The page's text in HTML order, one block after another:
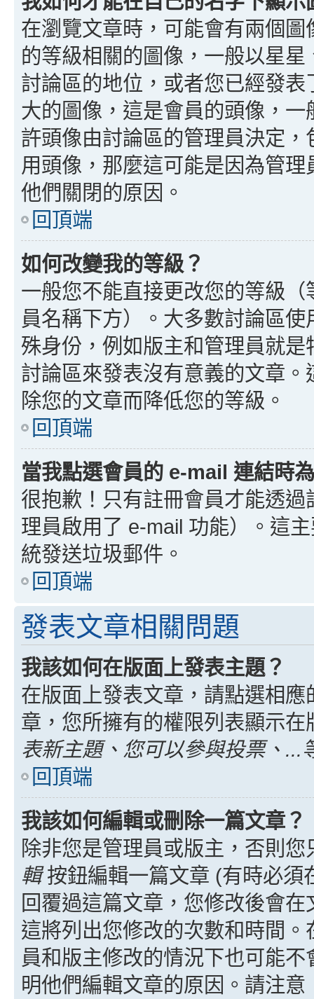
在瀏覽文章時，可能會有兩個
的等級相關的圖像，一般以星
討論區的地位，或者您已經發
大的圖像，這是會員的頭像，
許頭像由討論區的管理員決定
用頭像，那麼這可能是因為管
他們關閉的原因。
回頂端
如何改變我的等級？
一般您不能直接更改您的等級
員名稱下方）。大多數討論區
殊身份，例如版主和管理員就
討論區來發表沒有意義的文章
除您的文章而降低您的等級。
回頂端
當我點選會員的 e-mail 連結時
很抱歉！只有註冊會員才能透
理員啟用了 e-mail 功能）。這
統發送垃圾郵件。
回頂端
發表文章相關問題
我該如何在版面上發表主題？
在版面上發表文章，請點選相
章，您所擁有的權限列表顯示
表新主題、您可以參與投票、...
回頂端
我該如何編輯或刪除一篇文章？
除非您是管理員或版主，否則
輯按鈕編輯一篇文章 (有時必須
回覆過這篇文章，您修改後會
這將列出您修改的次數和時間
員和版主修改的情況下也可能
明他們編輯文章的原因。請注